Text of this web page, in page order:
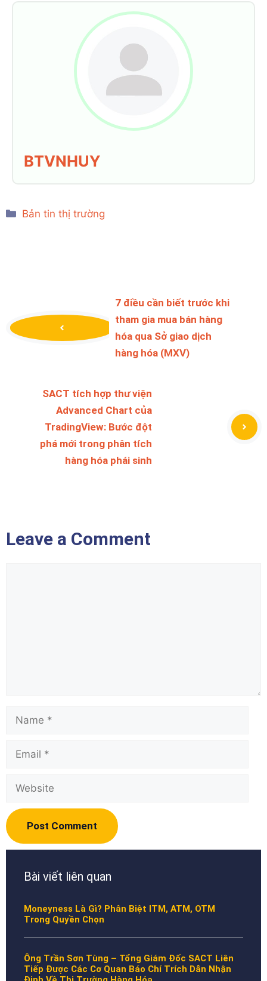
BTVNHUY
Categories
Bản tin thị trường
7 điều cần biết trước khi
tham gia mua bán hàng
hóa qua Sở giao dịch
hàng hóa (MXV)
SACT tích hợp thư viện
Advanced Chart của
TradingView: Bước đột
phá mới trong phân tích
hàng hóa phái sinh
Leave a Comment
Name
Email
Website
Bài viết liên quan
Moneyness Là Gì? Phân Biệt ITM, ATM, OTM
Trong Quyền Chọn
Ông Trần Sơn Tùng – Tổng Giám Đốc SACT Liên
Tiếp Được Các Cơ Quan Báo Chí Trích Dẫn Nhận